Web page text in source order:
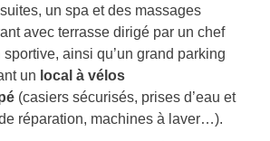
un spa et des massages
avec terrasse dirigé par un chef
ainsi qu’un grand parking
un local à vélos
(casiers sécurisés, prises d’eau et
réparation, machines à laver…).